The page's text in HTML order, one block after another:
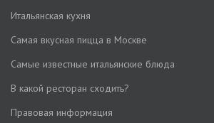
Итальянская кухня
Самая вкусная пицца в Москве
Самые известные итальянские блюда
В какой ресторан сходить?
Правовая информация